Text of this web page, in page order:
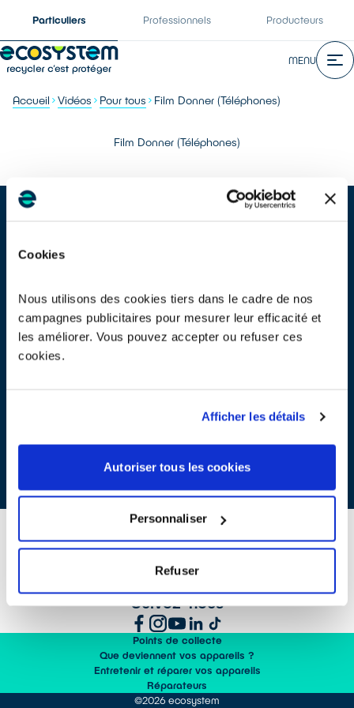
Cookies
Nous utilisons des cookies tiers dans le cadre de nos
campagnes publicitaires pour mesurer leur efficacité et
les améliorer. Vous pouvez accepter ou refuser ces
cookies.
Afficher les détails
Autoriser tous les cookies
Personnaliser
Refuser
Particuliers Professionnels Producteurs
MENU
Accueil Vidéos Pour tous Film Donner (Téléphones)
Film Donner (Téléphones)
VOS APPAREILS ÉLECTRIQUES ONT QUELQUE CHOSE À VOUS
DIRE
Transcription de la video
Dialogue entre deux téléphones oubliés dans un tiroir :
— Essaie de sonner, ça les fera peut-être venir !
plus. Faites un geste solidaire et environnemental en les donnant
jedonnemontelephone.fr
CONTACTEZ-NOUS
Suivez-nous
Points de collecte
Que deviennent vos appareils ?
Entretenir et réparer vos appareils
Réparateurs
©2026 ecosystem